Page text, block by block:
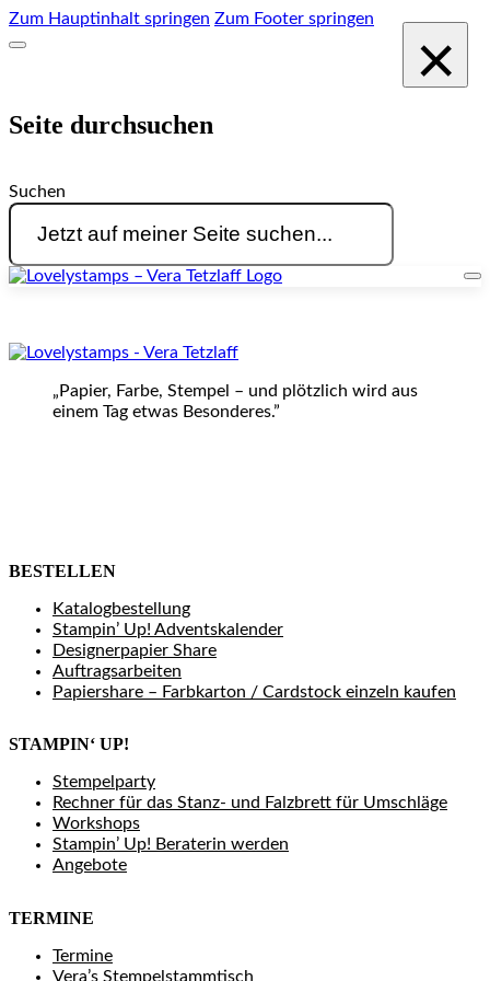
Zum Hauptinhalt springen Zum Footer springen
Seite durchsuchen
Suchen
×
„Papier, Farbe, Stempel – und plötzlich wird aus
einem Tag etwas Besonderes.”
BESTELLEN
Katalogbestellung
Stampin’ Up! Adventskalender
Designerpapier Share
Auftragsarbeiten
Papiershare – Farbkarton / Cardstock einzeln kaufen
STAMPIN‘ UP!
Stempelparty
Rechner für das Stanz- und Falzbrett für Umschläge
Workshops
Stampin’ Up! Beraterin werden
Angebote
TERMINE
Termine
Vera’s Stempelstammtisch